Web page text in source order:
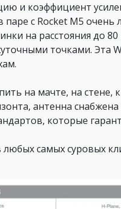
и коэффициент
паре с Rocket M5
на расстояния до 80
точками. Эта
на мачте, на стене,
антенна
которые
самых суровых